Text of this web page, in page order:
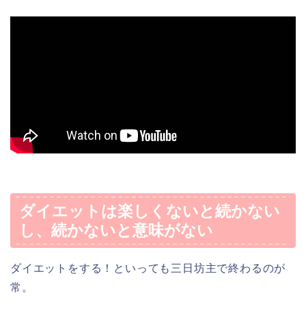
ダイエットは楽しくないと続かない
し、続かないと意味がない
ダイエットをする！といっても三日坊主で終わるのが
常。